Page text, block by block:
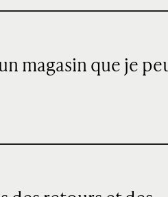
magasin que je